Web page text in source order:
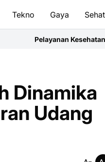
Tekno Gaya Sehat
Kesehatan Harus Bergerak
Dinamika
Udang